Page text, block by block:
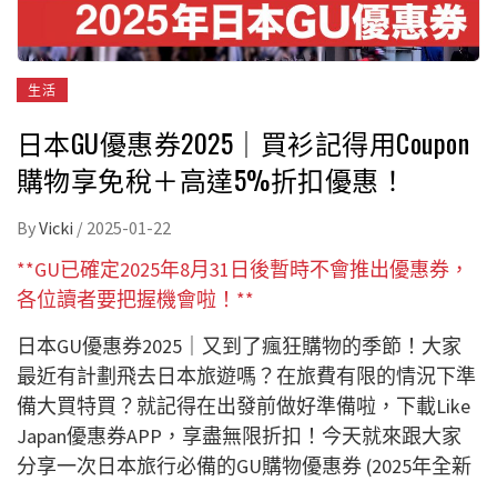
生活
日本GU優惠券2025｜買衫記得用Coupon
購物享免稅＋高達5%折扣優惠！
ByVicki / 2025-01-22
**GU已確定2025年8月31日後暫時不會推出優惠券，
各位讀者要把握機會啦！**
日本GU優惠券2025｜又到了瘋狂購物的季節！大家
最近有計劃飛去日本旅遊嗎？在旅費有限的情況下準
備大買特買？就記得在出發前做好準備啦，下載Like
Japan優惠券APP，享盡無限折扣！今天就來跟大家
分享一次日本旅行必備的GU購物優惠券 (2025年全新